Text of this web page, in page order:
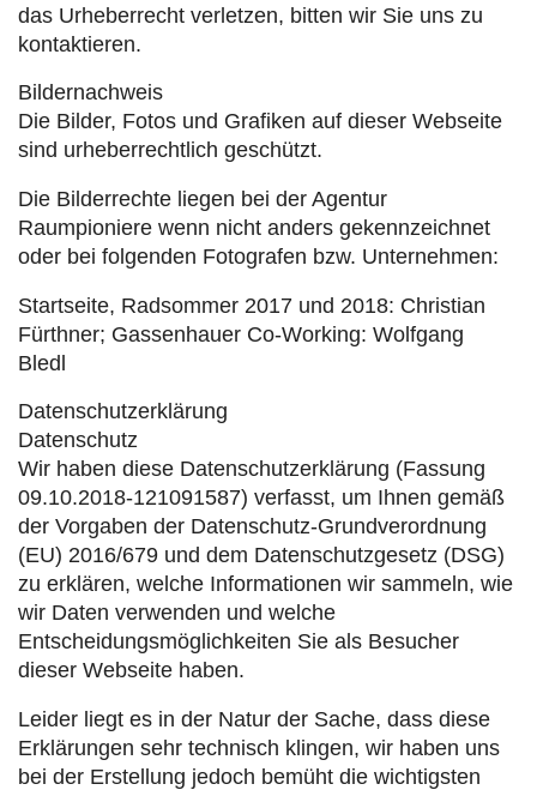
das Urheberrecht verletzen, bitten wir Sie uns zu
kontaktieren.
Bildernachweis
Die Bilder, Fotos und Grafiken auf dieser Webseite
sind urheberrechtlich geschützt.
Die Bilderrechte liegen bei der Agentur
Raumpioniere wenn nicht anders gekennzeichnet
oder bei folgenden Fotografen bzw. Unternehmen:
Startseite, Radsommer 2017 und 2018: Christian
Fürthner; Gassenhauer Co-Working: Wolfgang
Bledl
Datenschutzerklärung
Datenschutz
Wir haben diese Datenschutzerklärung (Fassung
09.10.2018-121091587) verfasst, um Ihnen gemäß
der Vorgaben der Datenschutz-Grundverordnung
(EU) 2016/679 und dem Datenschutzgesetz (DSG)
zu erklären, welche Informationen wir sammeln, wie
wir Daten verwenden und welche
Entscheidungsmöglichkeiten Sie als Besucher
dieser Webseite haben.
Leider liegt es in der Natur der Sache, dass diese
Erklärungen sehr technisch klingen, wir haben uns
bei der Erstellung jedoch bemüht die wichtigsten